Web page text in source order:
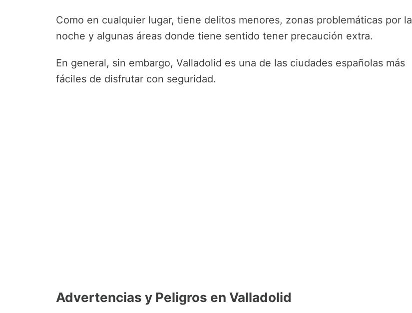
Como en cualquier lugar, tiene delitos menores, zonas problemáticas por la
noche y algunas áreas donde tiene sentido tener precaución extra.
En general, sin embargo, Valladolid es una de las ciudades españolas más
fáciles de disfrutar con seguridad.
Advertencias y Peligros en Valladolid